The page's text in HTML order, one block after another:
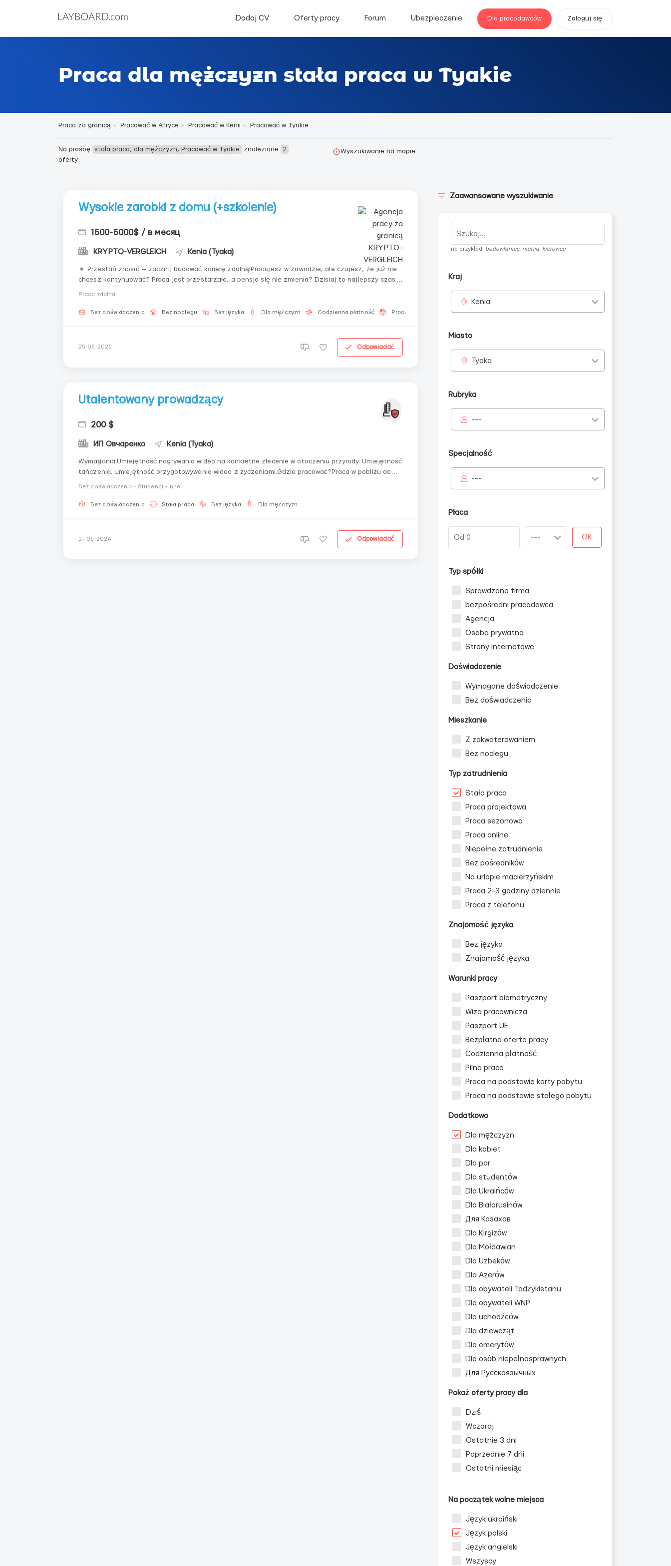
Dodaj CV Oferty pracy Forum Ubezpieczenie Dla pracodawców Zaloguj się
Praca dla mężczyzn stała praca w Tyakie
Praca za granicą Pracować w Afryce Pracować w Kenii Pracować w Tyakie
Na prośbę stała praca, dla mężczyzn, Pracować w Tyakie znalezione
2
oferty
Wyszukiwanie na mapie
Wysokie zarobki z domu (+szkolenie)
1500-5000$ / в месяц
KRYPTO-VERGLEICH Kenia (Tyaka)
🔹 Przestań znosić — zacznij budować karierę zdalną!Pracujesz w zawodzie, ale czujesz, że już nie
chcesz kontynuować? Praca jest przestarzała, a pensja się nie zmienia? Dzisiaj to najlepszy czas,
Praca zdalna
Bez doświadczenia Bez noclegu Bez języka Dla mężczyzn Codzienna płatność Praca 2-3 godziny dziennie
25-06-2026 Odpowiadać
Utalentowany prowadzący
200 $
ИП Овчаренко Kenia (Tyaka)
Wymagania:Umiejętność nagrywania wideo na konkretne zlecenie w otoczeniu przyrody. Umiejętność
tańczenia. Umiejętność przygotowywania wideo z życzeniami.Gdzie pracować?Praca w pobliżu domu,
na tle morza lub roślinności leśnejWarunki pracy:Wynagrodzenie zaraz po wykonaniu zadania.
Bez doświadczenia - Studenci - Inne
Bez doświadczenia Stała praca Bez języka Dla mężczyzn
21-06-2024 Odpowiadać
Zaawansowane wyszukiwanie
na przykład: budowlaniec, niania, kierowca
Kraj
Kenia
Miasto
Tyaka
Rubryka
---
Specjalność
---
Płaca
OK
Typ spółki
Sprawdzona firma
bezpośredni pracodawca
Agencja
Osoba prywatna
Strony internetowe
Doświadczenie
Wymagane doświadczenie
Bez doświadczenia
Mieszkanie
Z zakwaterowaniem
Bez noclegu
Typ zatrudnienia
Stała praca
Praca projektowa
Praca sezonowa
Praca online
Niepełne zatrudnienie
Bez pośredników
Na urlopie macierzyńskim
Praca 2-3 godziny dziennie
Praca z telefonu
Znajomość języka
Bez języka
Znajomość języka
Warunki pracy
Paszport biometryczny
Wiza pracownicza
Paszport UE
Bezpłatna oferta pracy
Codzienna płatność
Pilna praca
Praca na podstawie karty pobytu
Praca na podstawie stałego pobytu
Dodatkowo
Dla mężczyzn
Dla kobiet
Dla par
Dla studentów
Dla Ukraińców
Dla Białorusinów
Для Казахов
Dla Kirgizów
Dla Mołdawian
Dla Uzbeków
Dla Azerów
Dla obywateli Tadżykistanu
Dla obywateli WNP
Dla uchodźców
Dla dziewcząt
Dla emerytów
Dla osób niepełnosprawnych
Для Русскоязычных
Pokaż oferty pracy dla
Dziś
Wczoraj
Ostatnie 3 dni
Poprzednie 7 dni
Ostatni miesiąc
Na początek wolne miejsca
Język ukraiński
Język polski
Język angielski
Wszyscy